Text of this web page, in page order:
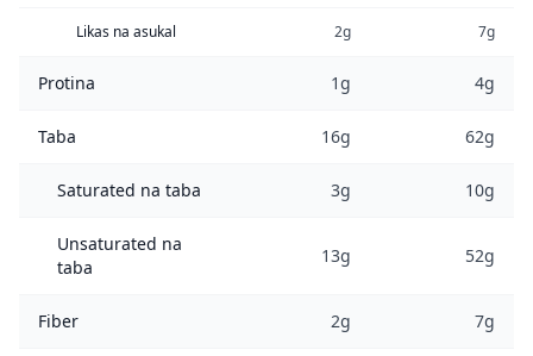
Likas na asukal 2g 7g
Protina 1g 4g
Taba 16g 62g
Saturated na taba 3g 10g
Unsaturated na
taba
13g 52g
Fiber 2g 7g